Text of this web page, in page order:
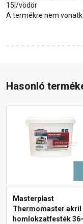
15l/vödör
A termékre nem
Hasonló
Masterplast
Thermomaster akril
homlokzatfesték 36-